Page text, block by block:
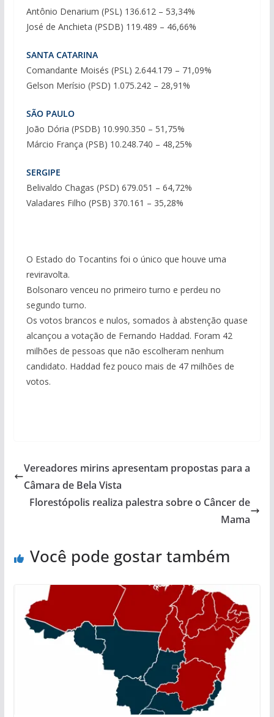
Antônio Denarium (PSL) 136.612 – 53,34%
José de Anchieta (PSDB) 119.489 – 46,66%
SANTA CATARINA
Comandante Moisés (PSL) 2.644.179 – 71,09%
Gelson Merísio (PSD) 1.075.242 – 28,91%
SÃO PAULO
João Dória (PSDB) 10.990.350 – 51,75%
Márcio França (PSB) 10.248.740 – 48,25%
SERGIPE
Belivaldo Chagas (PSD) 679.051 – 64,72%
Valadares Filho (PSB) 370.161 – 35,28%
O Estado do Tocantins foi o único que houve uma
reviravolta.
Bolsonaro venceu no primeiro turno e perdeu no
segundo turno.
Os votos brancos e nulos, somados à abstenção quase
alcançou a votação de Fernando Haddad. Foram 42
milhões de pessoas que não escolheram nenhum
candidato. Haddad fez pouco mais de 47 milhões de
votos.
Vereadores mirins apresentam propostas para a
Câmara de Bela Vista
Florestópolis realiza palestra sobre o Câncer de
Mama
Você pode gostar também